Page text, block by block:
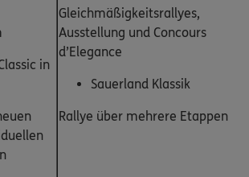
in
Gleichmäßigkeitsrallyes,
Ausstellung und Concours
d’Elegance
Sauerland Klassik
Rallye über mehrere Etappen